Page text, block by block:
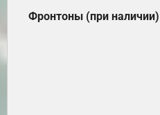
Фронтоны (при наличии)